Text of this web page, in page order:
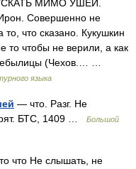
МИМО УШЕЙ.
Совершенно не
то, что сказано. Кукушкин
то чтобы не верили, а как
(Чехов.… …
языка
— что. Разг. Не
БТС, 1409 …
Большой
что Не слышать, не